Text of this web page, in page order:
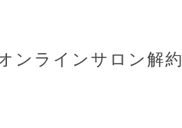
ンラインサロン解約